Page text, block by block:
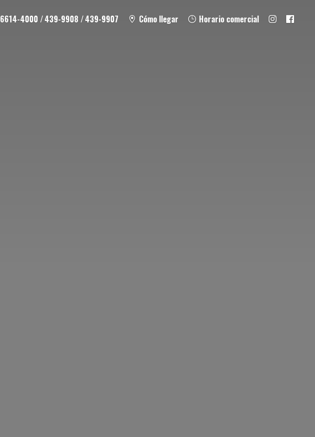
6614-4000 / 439-9908 / 439-9907 Cómo llegar Horario comercial